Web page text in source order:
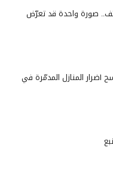
صورة واحدة قد تعرّض
المنازل المدمّرة في